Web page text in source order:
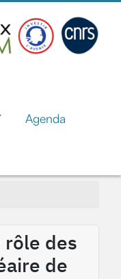
Agenda
des
de